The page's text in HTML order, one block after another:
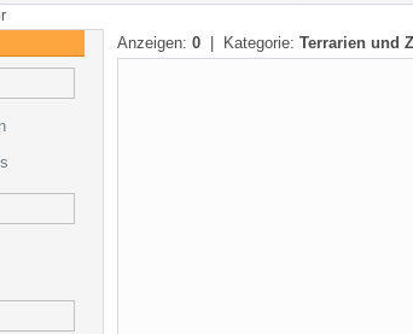
Anzeigen: 0| Kategorie: Terrarien und